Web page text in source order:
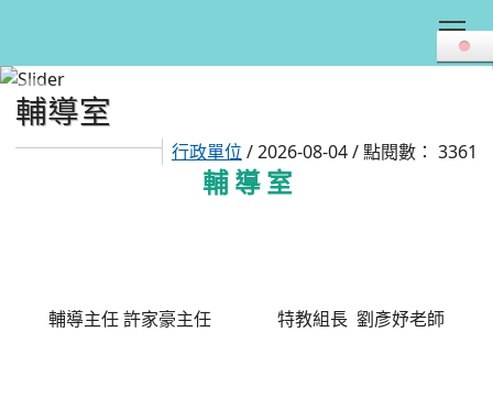
:::
輔導室
行政單位 / 2026-08-04 / 點閱數： 3361
輔 導 室
輔導主任 許家豪主任 特教組長 劉彥妤老師